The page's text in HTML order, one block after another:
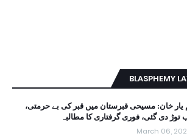
BLASPHEMY
یار خان: مسیحی قبرستان میں قبر کی بے حرمتی،
توڑ دی گئی، فوری گرفتاری کا مطالبہ
March 06,